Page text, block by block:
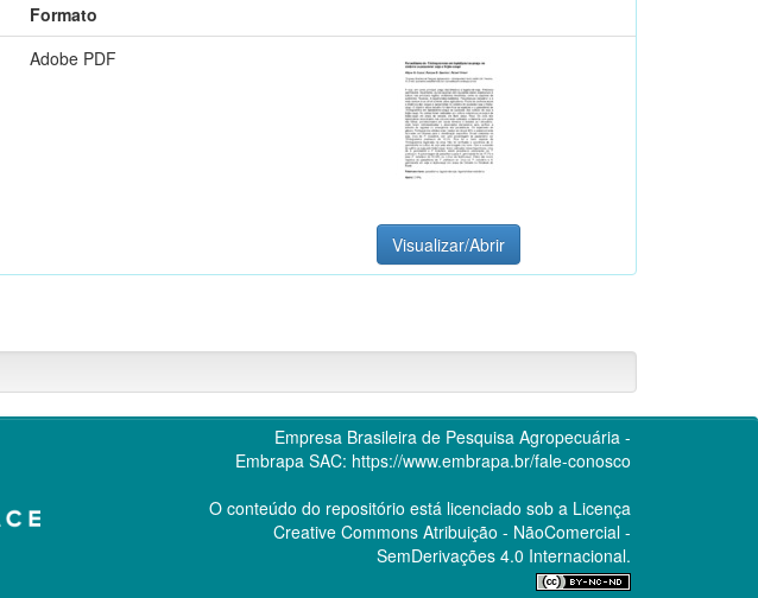
Formato
Adobe PDF
Visualizar/Abrir
Empresa Brasileira de Pesquisa Agropecuária -
Embrapa SAC: https://www.embrapa.br/fale-conosco
O conteúdo do repositório está licenciado sob a Licença
Creative CommonsAtribuição - NãoComercial -
SemDerivações 4.0 Internacional.